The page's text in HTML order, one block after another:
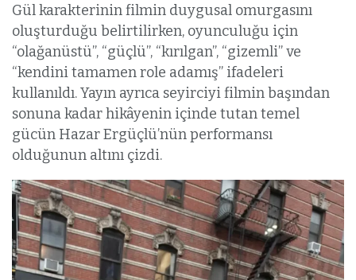
Gül karakterinin filmin duygusal omurgasını
oluşturduğu belirtilirken, oyunculuğu için
“olağanüstü”, “güçlü”, “kırılgan”, “gizemli” ve
“kendini tamamen role adamış” ifadeleri
kullanıldı. Yayın ayrıca seyirciyi filmin başından
sonuna kadar hikâyenin içinde tutan temel
gücün Hazar Ergüçlü’nün performansı
olduğunun altını çizdi.